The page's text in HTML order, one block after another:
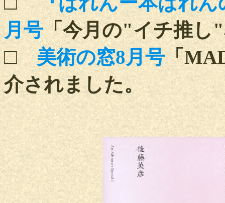
月号「今月の"イチ推し"
□ 美術の窓8月号「
介されました。